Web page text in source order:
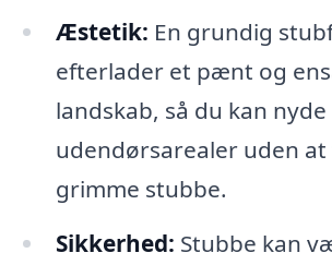
Æstetik: En grundig
efterlader et pænt og
landskab, så du kan
udendørsarealer uden
grimme stubbe.
Sikkerhed: Stubbe kan